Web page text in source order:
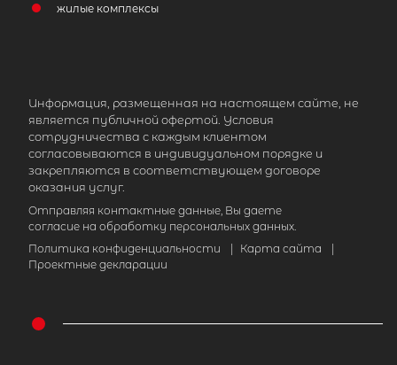
жилые комплексы
Информация, размещенная на настоящем сайте, не
является публичной офертой. Условия
сотрудничества с каждым клиентом
согласовываются в индивидуальном порядке и
закрепляются в соответствующем договоре
оказания услуг.
Отправляя контактные данные, Вы даете
согласие на обработку персональных данных.
Политика конфиденциальности
Карта сайта
Проектные декларации